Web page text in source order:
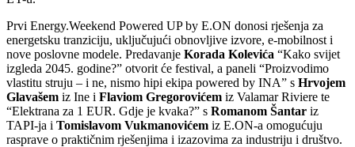
Prvi Energy.Weekend Powered UP by E.ON donosi rješenja za
energetsku tranziciju, uključujući obnovljive izvore, e-mobilnost i
nove poslovne modele. Predavanje Korada Kolevića “Kako svijet
izgleda 2045. godine?” otvorit će festival, a paneli “Proizvodimo
vlastitu struju – i ne, nismo hipi ekipa powered by INA” s Hrvojem
Glavašem iz Ine i Flaviom Gregorovićem iz Valamar Riviere te
“Elektrana za 1 EUR. Gdje je kvaka?” s Romanom Šantar iz
TAPI-ja i Tomislavom Vukmanovićem iz E.ON-a omogućuju
rasprave o praktičnim rješenjima i izazovima za industriju i društvo.